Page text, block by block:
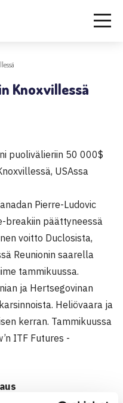
Knoxvillessä
puolivälieriin 50 000$
USAssa
Pierre-Ludovic
breakiin päättyneessä
voitto Duclosista,
Reunionin saarella
tammikuussa.
ja Hertsegovinan
Heliövaara ja
kerran. Tammikuussa
ITF Futures -